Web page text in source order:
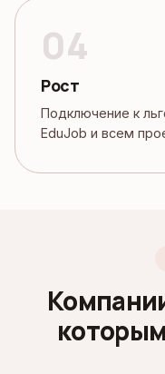
Рост
Подключение к
EduJob и всем